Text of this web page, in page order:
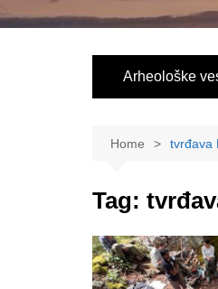
Arheološke
Home tvrđava
Tag: